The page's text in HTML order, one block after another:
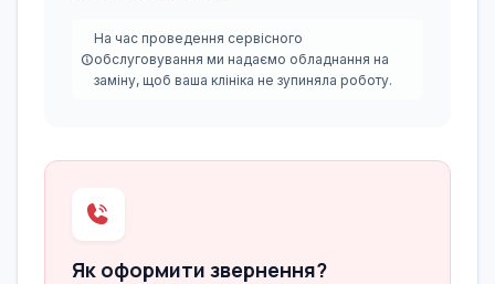
На час проведення сервісного
обслуговування ми надаємо обладнання на
заміну, щоб ваша клініка не зупиняла роботу.
Як оформити звернення?